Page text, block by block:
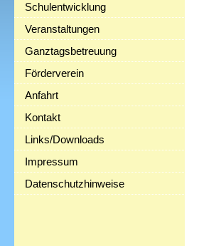
Schulentwicklung
Veranstaltungen
Ganztagsbetreuung
Förderverein
Anfahrt
Kontakt
Links/Downloads
Impressum
Datenschutzhinweise